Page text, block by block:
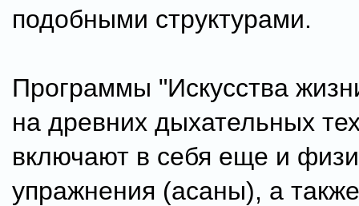
подобными структурами.
Программы "Искусства
на древних дыхательных
включают в себя еще и
упражнения (асаны), а